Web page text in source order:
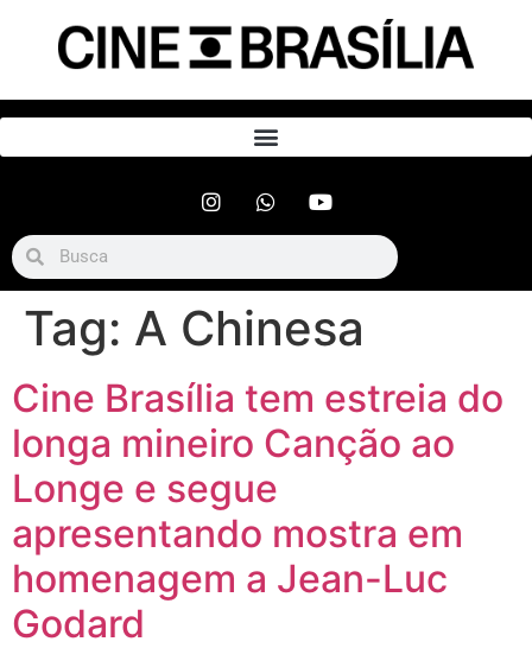
Tag: A Chinesa
Cine Brasília tem estreia do
longa mineiro Canção ao
Longe e segue
apresentando mostra em
homenagem a Jean-Luc
Godard